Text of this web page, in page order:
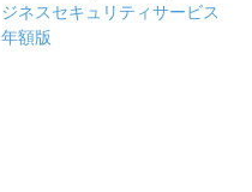
ジネスセキュリティサービス
年額版